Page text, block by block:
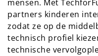
mensen. Met
partners kinderen
zodat ze op de
technisch profiel
technische